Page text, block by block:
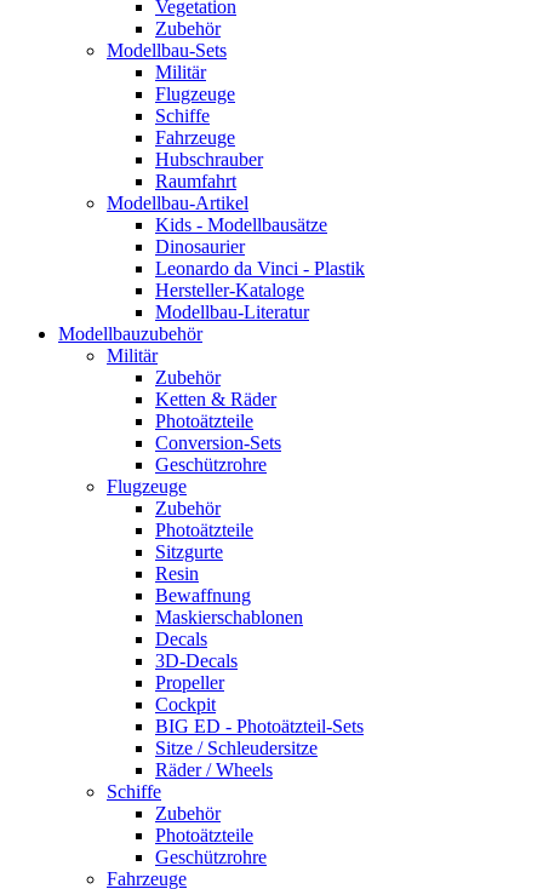
Vegetation
Zubehör
Modellbau-Sets
Militär
Flugzeuge
Schiffe
Fahrzeuge
Hubschrauber
Raumfahrt
Modellbau-Artikel
Kids - Modellbausätze
Dinosaurier
Leonardo da Vinci - Plastik
Hersteller-Kataloge
Modellbau-Literatur
Modellbauzubehör
Militär
Zubehör
Ketten & Räder
Photoätzteile
Conversion-Sets
Geschützrohre
Flugzeuge
Zubehör
Photoätzteile
Sitzgurte
Resin
Bewaffnung
Maskierschablonen
Decals
3D-Decals
Propeller
Cockpit
BIG ED - Photoätzteil-Sets
Sitze / Schleudersitze
Räder / Wheels
Schiffe
Zubehör
Photoätzteile
Geschützrohre
Fahrzeuge